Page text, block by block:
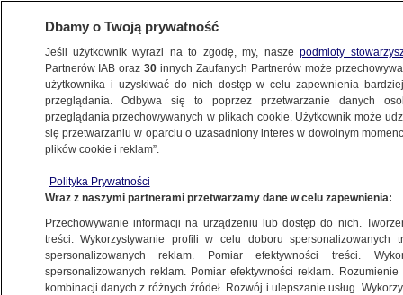
POLSKA
NATO
26.06.2025, 20:40
Posłuchaj artykułu
Czyta lektor AI
Dbamy o Twoją prywatność
Jeśli użytkownik wyrazi na to zgodę, my, naszepodmioty
Partnerów IAB oraz30 innych Zaufanych Partnerów może
użytkownika i uzyskiwać do nich dostęp w celu zapewnienia
przeglądania. Odbywa się to poprzez przetwarzanie danych
przeglądania przechowywanych w plikach cookie. Użytkownik może
się przetwarzaniu w oparciu o uzasadniony interes w dowolnym
plików cookie i reklam”.
Polityka Prywatności
Wraz z naszymi partnerami przetwarzamy dane w celu zapewnienia:
Przechowywanie informacji na urządzeniu lub dostęp do nich.
treści. Wykorzystywanie profili w celu doboru spersonalizowanych
spersonalizowanych reklam. Pomiar efektywności treści.
spersonalizowanych reklam. Pomiar efektywności reklam.
kombinacji danych z różnych źródeł. Rozwój i ulepszanie usług.